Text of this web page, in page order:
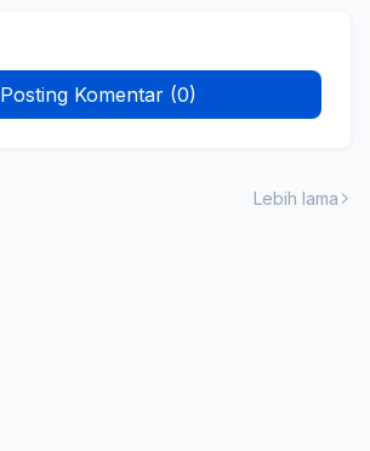
Posting Komentar (0)
Lebih lama